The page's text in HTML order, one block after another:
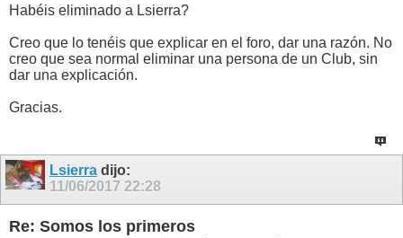
Habéis eliminado a Lsierra?
Creo que lo tenéis que explicar en el foro, dar una razón. No
creo que sea normal eliminar una persona de un Club, sin
dar una explicación.
Gracias.
Lsierra dijo:
11/06/2017 22:28
Re: Somos los primeros